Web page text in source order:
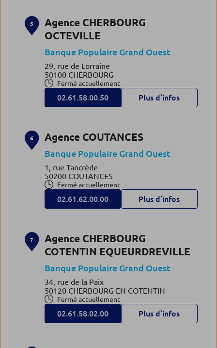
5
Agence CHERBOURG
OCTEVILLE
Banque Populaire Grand Ouest
29, rue de Lorraine
50100 CHERBOURG
Fermé actuellement
02.61.58.00.50 Plus d’infos
6 Agence COUTANCES
Banque Populaire Grand Ouest
1, rue Tancrède
50200 COUTANCES
Fermé actuellement
02.61.62.00.00 Plus d’infos
7
Agence CHERBOURG
COTENTIN EQUEURDREVILLE
Banque Populaire Grand Ouest
34, rue de la Paix
50120 CHERBOURG EN COTENTIN
Fermé actuellement
02.61.58.02.00 Plus d’infos